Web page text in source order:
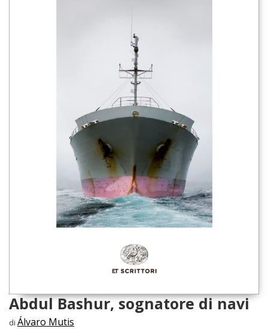
Abdul Bashur, sognatore di navi
di Álvaro Mutis